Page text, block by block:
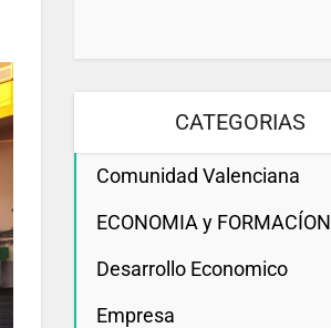
CATEGORIAS
Comunidad Valenciana
ECONOMIA y FORMACÍON
Desarrollo Economico
Empresa